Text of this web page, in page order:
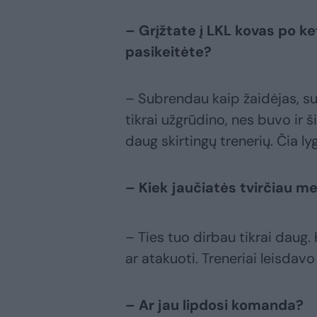
– Grįžtate į LKL kovas po
pasikeitėte?
– Subrendau kaip žaidėjas,
tikrai užgrūdino, nes buvo ir
daug skirtingų trenerių. Čia
– Kiek jaučiatės tvirčiau
– Ties tuo dirbau tikrai daug.
ar atakuoti. Treneriai
– Ar jau lipdosi komanda?